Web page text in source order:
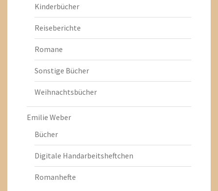
Kinderbücher
Reiseberichte
Romane
Sonstige Bücher
Weihnachtsbücher
Emilie Weber
Bücher
Digitale Handarbeitsheftchen
Romanhefte